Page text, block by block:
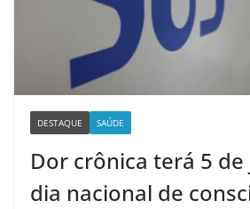
DESTAQUE SAÚDE
Dor crônica terá 5
dia nacional de